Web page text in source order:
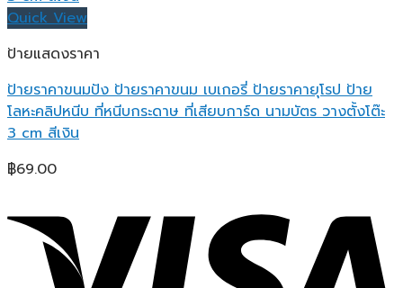
Quick View
ป้ายแสดงราคา
ป้ายราคาขนมปัง ป้ายราคาขนม เบเกอรี่ ป้ายราคายุโรป ป้าย
โลหะคลิปหนีบ ที่หนีบกระดาษ ที่เสียบการ์ด นามบัตร วางตั้งโต๊ะ
3 cm สีเงิน
฿69.00